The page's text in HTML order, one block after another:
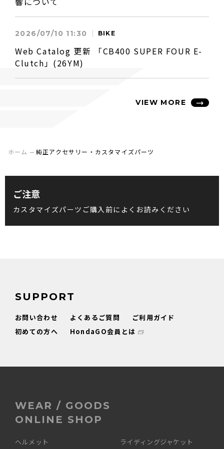
2026/07/10 11:30 BIKE
Web Catalog 更新 「CB400 SUPER FOUR E-
Clutch」(26YM)
VIEW MORE
ホーム 純正アクセサリー・カスタマイズパーツ
ご注意
カスタマイズパーツご購入前によくお読みください
SUPPORT
お問い合わせ よくあるご質問
ご利用ガイド
初めての方へ
HondaGO会員とは
WEAR / GOODS
ONLINE SHOP
ヘルメット
ライディングジャケット